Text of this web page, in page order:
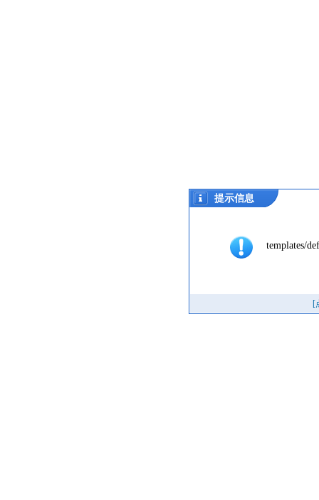
提示信息
templates/
[